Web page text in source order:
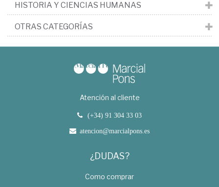
HISTORIA Y CIENCIAS HUMANAS
OTRAS CATEGORÍAS
Atención al cliente
(+34) 91 304 33 03
atencion@marcialpons.es
¿DUDAS?
Como comprar